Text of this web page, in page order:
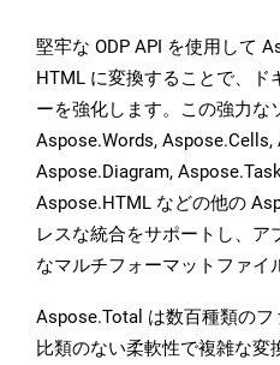
堅牢な ODP API を使用して
HTML に変換することで、ド
ーを強化します。この強力な
Aspose.Words, Aspose.Cells,
Aspose.Diagram,
Aspose.HTML などの他の
レスな統合をサポートし、ア
なマルチフォーマットファイ
Aspose.Total は数百種類のフ
比類のない柔軟性で複雑な変